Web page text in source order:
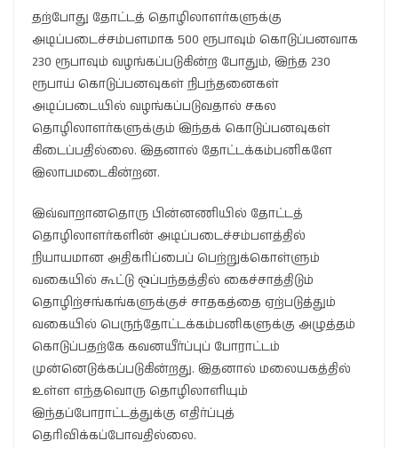
தற்போது தோட்டத் தொழிலாளர்களுக்கு
அடிப்படைச்சம்பளமாக 500 ரூபாவும் கொடுப்பனவாக
230 ரூபாவும் வழங்கப்படுகின்ற போதும், இந்த 230
ரூபாய் கொடுப்பனவுகள் நிபந்தனைகள்
அடிப்படையில் வழங்கப்படுவதால் சகல
தொழிலாளர்களுக்கும் இந்தக் கொடுப்பனவுகள்
கிடைப்பதில்லை. இதனால் தோட்டக்கம்பனிகளே
இலாபமடைகின்றன.
இவ்வாறானதொரு பின்னணியில் தோட்டத்
தொழிலாளர்களின் அடிப்படைச்சம்பளத்தில்
நியாயமான அதிகரிப்பைப் பெற்றுக்கொள்ளும்
வகையில் கூட்டு ஒப்பந்தத்தில் கைச்சாத்திடும்
தொழிற்சங்கங்களுக்குச் சாதகத்தை ஏற்படுத்தும்
வகையில் பெருந்தோட்டக்கம்பனிகளுக்கு அழுத்தம்
கொடுப்பதற்கே கவனயீர்ப்புப் போராட்டம்
முன்னெடுக்கப்படுகின்றது. இதனால் மலையகத்தில்
உள்ள எந்தவொரு தொழிலாளியும்
இந்தப்போராட்டத்துக்கு எதிர்ப்புத்
தெரிவிக்கப்போவதில்லை.